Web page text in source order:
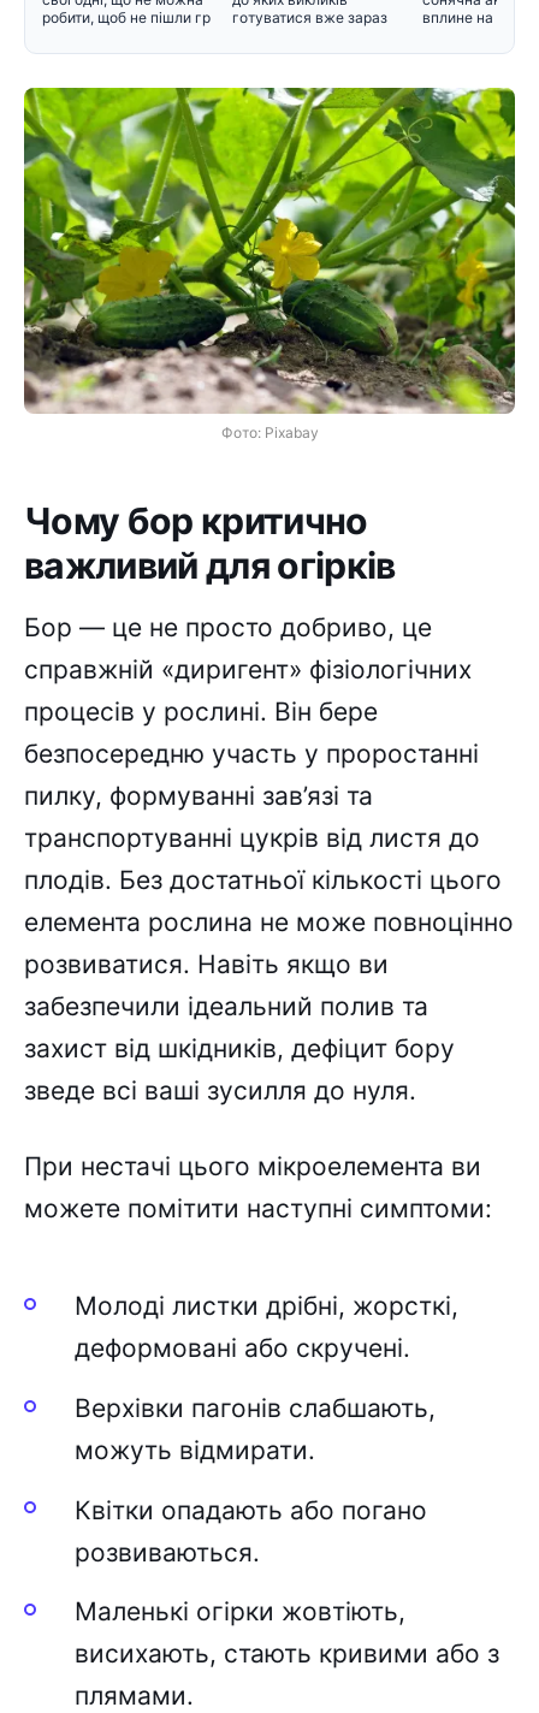
робити, щоб не пішли гр
готуватися вже зараз
вплине на
Фото: Pixabay
Чому бор критично
важливий для огірків
Бор — це не просто добриво, це
справжній «диригент» фізіологічних
процесів у рослині. Він бере
безпосередню участь у проростанні
пилку, формуванні зав’язі та
транспортуванні цукрів від листя до
плодів. Без достатньої кількості цього
елемента рослина не може повноцінно
розвиватися. Навіть якщо ви
забезпечили ідеальний полив та
захист від шкідників, дефіцит бору
зведе всі ваші зусилля до нуля.
При нестачі цього мікроелемента ви
можете помітити наступні симптоми:
Молоді листки дрібні, жорсткі,
деформовані або скручені.
Верхівки пагонів слабшають,
можуть відмирати.
Квітки опадають або погано
розвиваються.
Маленькі огірки жовтіють,
висихають, стають кривими або з
плямами.